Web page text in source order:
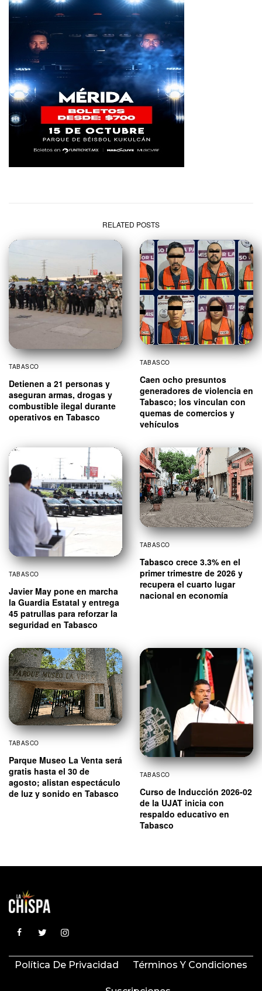
RELATED POSTS
TABASCO
Detienen a 21 personas y
aseguran armas, drogas y
combustible ilegal durante
operativos en Tabasco
TABASCO
Caen ocho presuntos
generadores de violencia en
Tabasco; los vinculan con
quemas de comercios y
vehículos
TABASCO
Javier May pone en marcha
la Guardia Estatal y entrega
45 patrullas para reforzar la
seguridad en Tabasco
TABASCO
Tabasco crece 3.3% en el
primer trimestre de 2026 y
recupera el cuarto lugar
nacional en economía
TABASCO
Parque Museo La Venta será
gratis hasta el 30 de
agosto; alistan espectáculo
de luz y sonido en Tabasco
TABASCO
Curso de Inducción 2026-02
de la UJAT inicia con
respaldo educativo en
Tabasco
Política De Privacidad Términos Y Condiciones